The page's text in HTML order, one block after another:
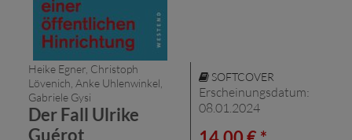
Heike Egner, Christoph
Lövenich, Anke Uhlenwinkel,
Gabriele Gysi
Der Fall Ulrike
Guérot
SOFTCOVER
Erscheinungsdatum:
08.01.2024